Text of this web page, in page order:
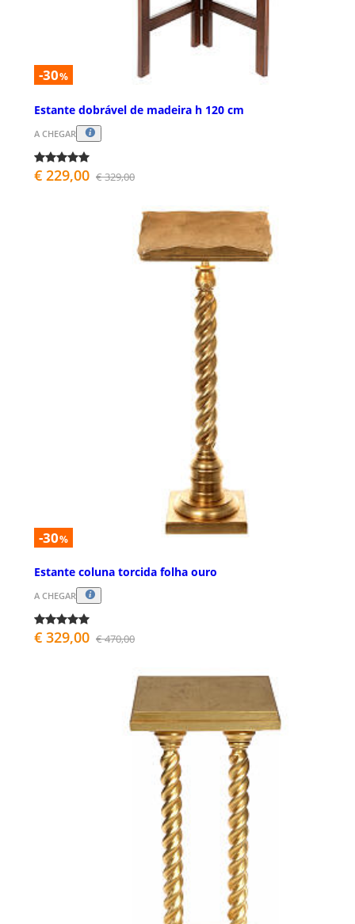
-30%
Estante dobrável de madeira h 120 cm
A CHEGAR
€ 229,00 € 329,00
-30%
Estante coluna torcida folha ouro
A CHEGAR
€ 329,00 € 470,00